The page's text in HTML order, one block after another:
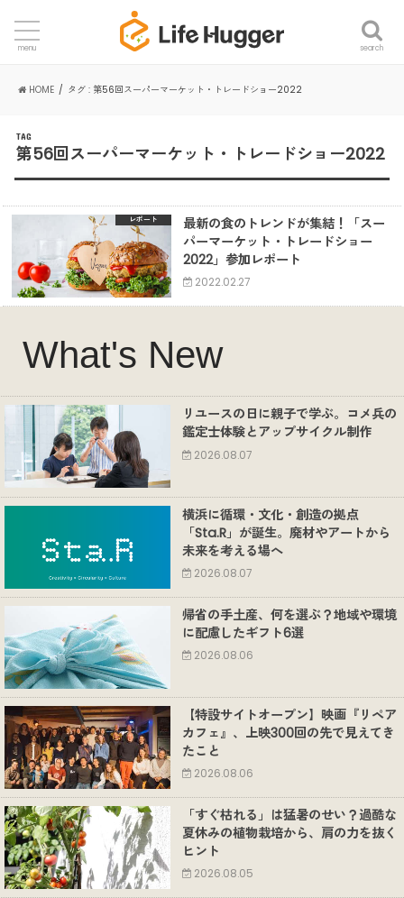
search
menu
HOME タグ : 第56回スーパーマーケット・トレードショー2022
TAG
第56回スーパーマーケット・トレードショー2022
レポート
最新の食のトレンドが集結！「スー
パーマーケット・トレードショー
2022」参加レポート
2022.02.27
What's New
リユースの日に親子で学ぶ。コメ兵の
鑑定士体験とアップサイクル制作
2026.08.07
横浜に循環・文化・創造の拠点
「Sta.R」が誕生。廃材やアートから
未来を考える場へ
2026.08.07
帰省の手土産、何を選ぶ？地域や環境
に配慮したギフト6選
2026.08.06
【特設サイトオープン】映画『リペア
カフェ』、上映300回の先で見えてき
たこと
2026.08.06
「すぐ枯れる」は猛暑のせい？過酷な
夏休みの植物栽培から、肩の力を抜く
ヒント
2026.08.05